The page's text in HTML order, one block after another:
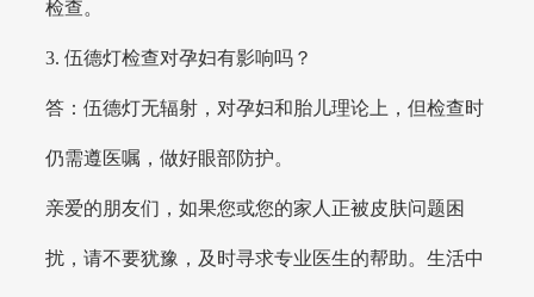
检查。
3. 伍德灯检查对孕妇有影响吗？
答：伍德灯无辐射，对孕妇和胎儿理论上，但检查时
仍需遵医嘱，做好眼部防护。
亲爱的朋友们，如果您或您的家人正被皮肤问题困
扰，请不要犹豫，及时寻求专业医生的帮助。生活中